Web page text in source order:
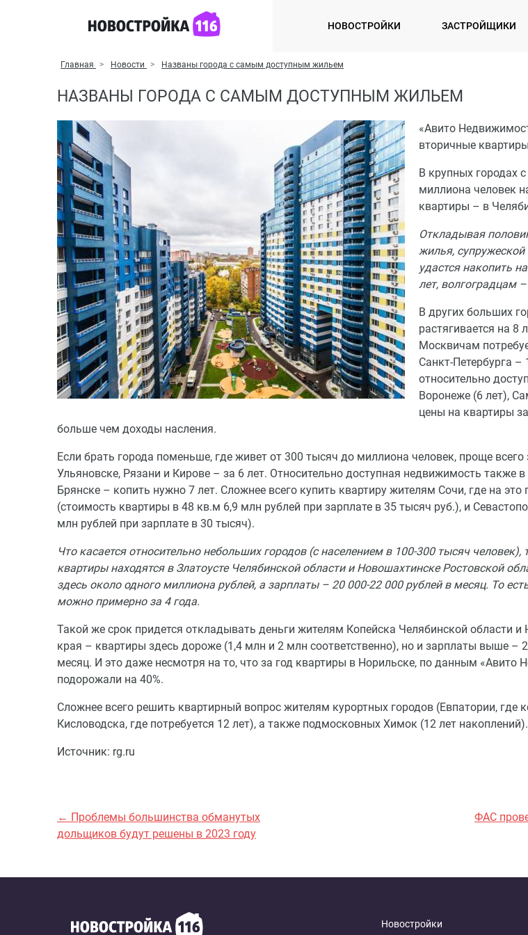
НОВОСТРОЙКИ ЗАСТРОЙЩИКИ
Главная Новости Названы города с самым доступным жильем
НАЗВАНЫ ГОРОДА С САМЫМ ДОСТУПНЫМ ЖИЛЬЕМ
«Авито
вторичные
В крупных городах
миллиона человек
квартиры – в
Откладывая
жилья,
удастся накопить
лет, волгоградцам –
В других больших
растягивается на 8
Москвичам
Санкт-Петербурга
относительно
Воронеже (6 лет),
цены на квартиры
больше чем доходы насления.
Если брать города поменьше, где живет от 300 тысяч до миллиона человек, проще
Ульяновске, Рязани и Кирове – за 6 лет. Относительно доступная недвижимость также в
Брянске – копить нужно 7 лет. Сложнее всего купить квартиру жителям Сочи, где на это
(стоимость квартиры в 48 кв.м 6,9 млн рублей при зарплате в 35 тысяч руб.), и
млн рублей при зарплате в 30 тысяч).
Что касается относительно небольших городов (с населением в 100-300 тысяч
квартиры находятся в Златоусте Челябинской области и Новошахтинске Ростовской
здесь около одного миллиона рублей, а зарплаты – 20 000-22 000 рублей в месяц. То
можно примерно за 4 года.
Такой же срок придется откладывать деньги жителям Копейска Челябинской области и
края – квартиры здесь дороже (1,4 млн и 2 млн соответственно), но и зарплаты выше –
месяц. И это даже несмотря на то, что за год квартиры в Норильске, по данным «Авито
подорожали на 40%.
Сложнее всего решить квартирный вопрос жителям курортных городов (Евпатории, где
Кисловодска, где потребуется 12 лет), а также подмосковных Химок (12 лет накоплений).
Источник: rg.ru
← Проблемы большинства обманутых
дольщиков будут решены в 2023 году
ФАС
Новостройки